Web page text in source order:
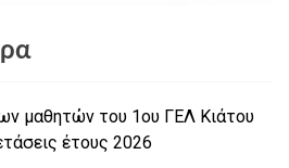
μαθητών του 1ου ΓΕΛ Κιάτου
έτους 2026